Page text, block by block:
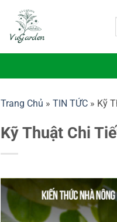
Trang Chủ » TIN TỨC » Kỹ
Kỹ Thuật Chi